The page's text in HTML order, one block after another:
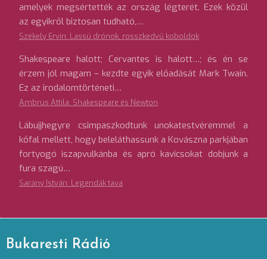
amelyek megsértették az ország légterét. Ezek közül
az egyikről biztosan tudható,…
Székely Ervin: Lassú drónok, rosszkedvű koboldok
Shakespeare halott; Cervantes is halott…; és én se
érzem jól magam – kezdte egyik előadását Mark Twain.
Ez az irodalomtörténeti…
Ambrus Attila: Shakespeare és Newton
Lábujjhegyre csimpaszkodtunk unokatestvéremmel a
kőfal mellett, hogy beleláthassunk a Kovászna parkjában
fortyogó iszapvulkánba és apró kavicsokat dobjunk a
fura szagú…
Sarány István: Legendák tava
Bukaresti Rádió